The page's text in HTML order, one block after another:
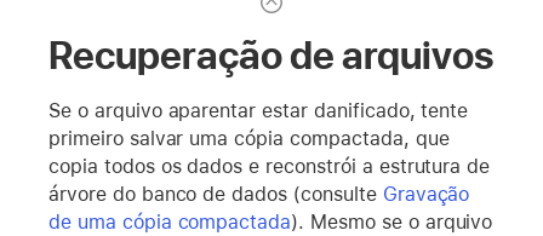
Recuperação de arquivos
Se o arquivo aparentar estar danificado, tente
primeiro salvar uma cópia compactada, que
copia todos os dados e reconstrói a estrutura de
árvore do banco de dados (consulte Gravação
de uma cópia compactada). Mesmo se o arquivo